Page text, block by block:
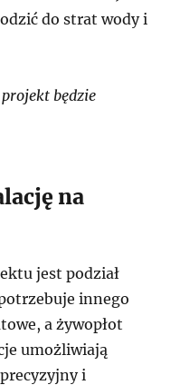
do strat wody i
będzie
na
jest podział
innego
a żywopłot
umożliwiają
i